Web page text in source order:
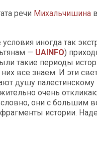
речи Михальчишина
условия иногда так
— UAINFO)
такие периоды
все знаем. И эти
душу
очень
они с большим
истории.